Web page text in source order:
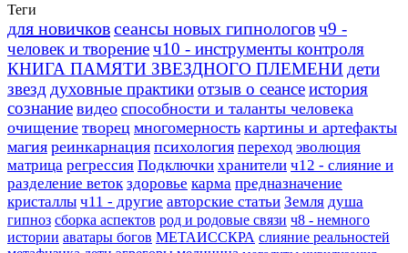
Теги
для новичковсеансы новых гипнологовч9 -
человек и творениеч10 - инструменты контроля
КНИГА ПАМЯТИ ЗВЕЗДНОГО ПЛЕМЕНИ дети
звезд духовные практикиотзыв о сеансеистория
сознание видео способности и таланты человека
очищение творец многомерность картины и артефакты
магия реинкарнация психология переход эволюция
матрица регрессия Подключки хранители ч12 - слияние и
разделение веток здоровье карма предназначение
кристаллы ч11 - другие авторские статьи Земля душа
гипноз сборка аспектов род и родовые связи ч8 - немного
истории аватары богов МЕТАИССКРА слияние реальностей